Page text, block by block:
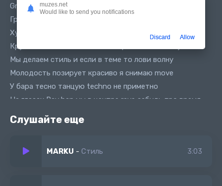
Grivina, DQB - Стиль
Гривина, ДКБ - Стиль
Худи и лосины я на стиле bubble gum во рту
Крутятся винилы чтобы басом раскачать толпу
Мы делаем стиль и если в теме то лови волну
Молодость позирует красиво я снимаю move
У бара тесно танцую techno не приметно
На глазах Ray ban мы в центре rave забудь про время
Крутится диско шар слепит стробоскоп
Мутимся не спеша лови стилек
В моем стиле нету правил только стиль стиль
Слушайте еще
MARKU - Стиль 3:03
muzes.net
Would like to send you notifications
Discard Allow